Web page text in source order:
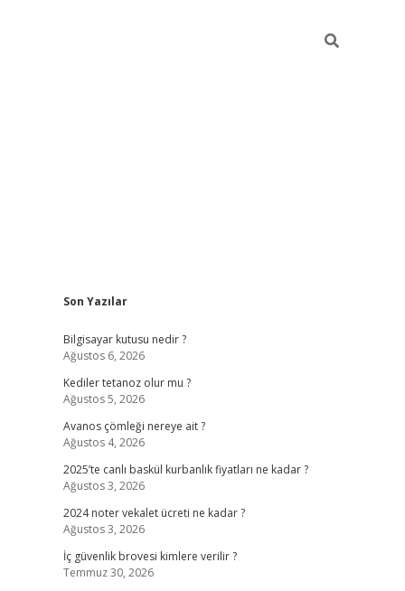
Sidebar
Son Yazılar
Bilgisayar kutusu nedir ?
Ağustos 6, 2026
Kediler tetanoz olur mu ?
Ağustos 5, 2026
Avanos çömleği nereye ait ?
Ağustos 4, 2026
2025’te canlı baskül kurbanlık fiyatları ne kadar ?
Ağustos 3, 2026
2024 noter vekalet ücreti ne kadar ?
Ağustos 3, 2026
İç güvenlik brovesi kimlere verilir ?
Temmuz 30, 2026